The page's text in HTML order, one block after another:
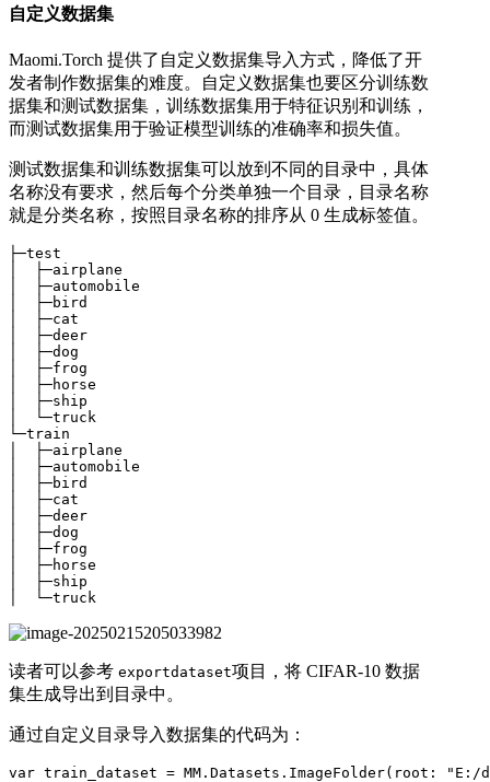
自定义数据集
Maomi.Torch 提供了自定义数据集导入方式，降低了开
发者制作数据集的难度。自定义数据集也要区分训练数
据集和测试数据集，训练数据集用于特征识别和训练，
而测试数据集用于验证模型训练的准确率和损失值。
测试数据集和训练数据集可以放到不同的目录中，具体
名称没有要求，然后每个分类单独一个目录，目录名称
就是分类名称，按照目录名称的排序从 0 生成标签值。
├─test
│  ├─airplane
│  ├─automobile
│  ├─bird
│  ├─cat
│  ├─deer
│  ├─dog
│  ├─frog
│  ├─horse
│  ├─ship
│  └─truck
└─train
│  ├─airplane
│  ├─automobile
│  ├─bird
│  ├─cat
│  ├─deer
│  ├─dog
│  ├─frog
│  ├─horse
│  ├─ship
│  └─truck
读者可以参考 exportdataset项目，将 CIFAR-10 数据
集生成导出到目录中。
通过自定义目录导入数据集的代码为：
var train_dataset = MM.Datasets.ImageFolder(root: